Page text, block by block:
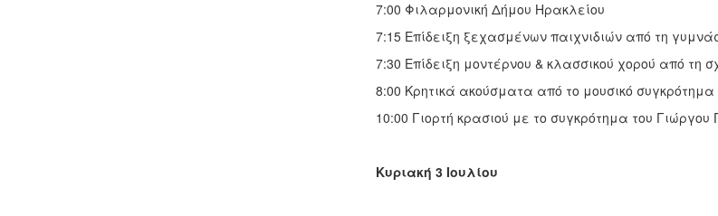
7:00 Φιλαρμονική Δήμου Ηρακλείου
7:15 Επίδειξη ξεχασμένων παιχνιδιών από τη
7:30 Επίδειξη μοντέρνου & κλασσικού χορού από τη
8:00 Κρητικά ακούσματα από το μουσικό συγκρότημα
10:00 Γιορτή κρασιού με το συγκρότημα του Γιώργου
Κυριακή 3 Ιουλίου